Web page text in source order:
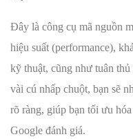
Đây là công cụ mã nguồn
hiệu suất (performance),
kỹ thuật, cũng như tuân
vài cú nhấp chuột, bạn sẽ
rõ ràng, giúp bạn tối ưu
Google đánh giá.